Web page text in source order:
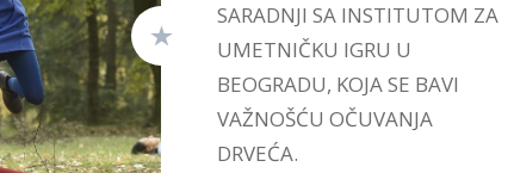
SARADNJI SA INSTITUTOM ZA
UMETNIČKU IGRU U
BEOGRADU, KOJA SE BAVI
VAŽNOŠĆU OČUVANJA
DRVEĆA.